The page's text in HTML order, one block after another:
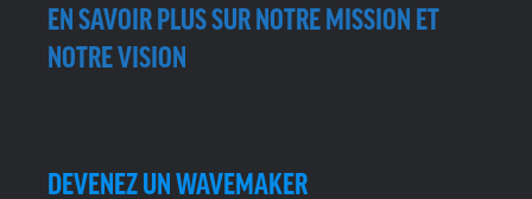
EN SAVOIR PLUS SUR NOTRE MISSION ET
NOTRE VISION
DEVENEZ UN WAVEMAKER